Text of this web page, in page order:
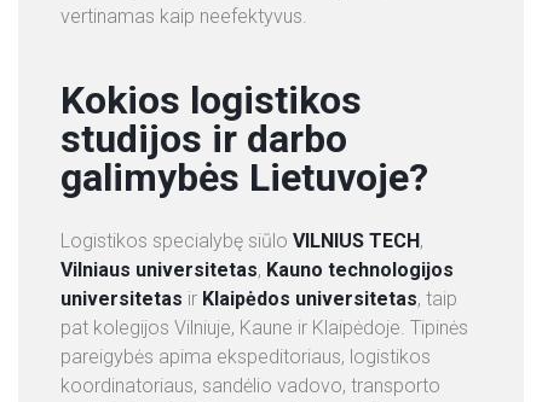
vertinamas kaip neefektyvus.
Kokios logistikos
studijos ir darbo
galimybės Lietuvoje?
Logistikos specialybę siūlo VILNIUS TECH,
Vilniaus universitetas, Kauno technologijos
universitetas ir Klaipėdos universitetas, taip
pat kolegijos Vilniuje, Kaune ir Klaipėdoje. Tipinės
pareigybės apima ekspeditoriaus, logistikos
koordinatoriaus, sandėlio vadovo, transporto